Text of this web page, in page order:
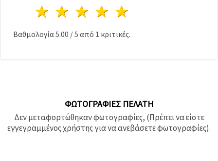
4 Αστέρια
3 Αστέρια
2 Αστέρια
1 Αστέρι
Βαθμολογία 5.00 /5 από 1 κριτικές.
ΦΩΤΟΓΡΑΦΊΕΣ ΠΕΛΆΤΗ
Δεν μεταφορτώθηκαν φωτογραφίες, (Πρέπει να είστε
εγγεγραμμένος χρήστης για να ανεβάσετε φωτογραφίες).